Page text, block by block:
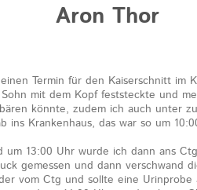
Aron Thor
Termin für den Kaiserschnitt im
mit dem Kopf feststeckte und
könnte, zudem ich auch unter
ins Krankenhaus, das war so um
um 13:00 Uhr wurde ich dann ans
gemessen und dann verschwand
vom Ctg und sollte eine